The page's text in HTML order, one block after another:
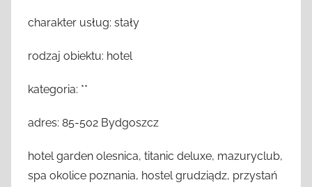
charakter usług: stały
rodzaj obiektu: hotel
kategoria: **
adres: 85-502 Bydgoszcz
hotel garden olesnica, titanic deluxe, mazuryclub,
spa okolice poznania, hostel grudziądz, przystań